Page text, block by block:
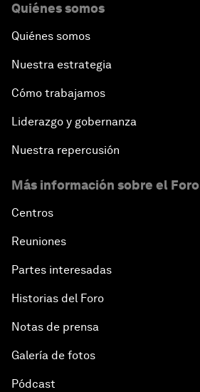
Quiénes somos
Quiénes somos
Nuestra estrategia
Cómo trabajamos
Liderazgo y gobernanza
Nuestra repercusión
Más información sobre el Foro
Centros
Reuniones
Partes interesadas
Historias del Foro
Notas de prensa
Galería de fotos
Pódcast